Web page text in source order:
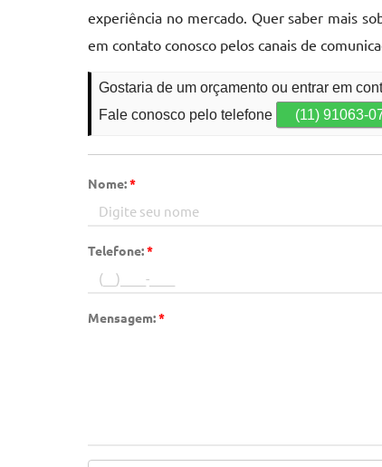
experiência no mercado. Quer saber mais
em contato conosco pelos canais de
Gostaria de um orçamento ou entrar em
Fale conosco pelo telefone
(11) 91063-
Nome:*
Telefone:*
Mensagem:*